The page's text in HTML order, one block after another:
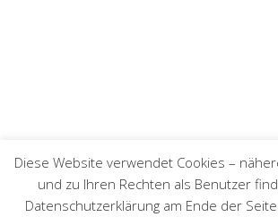
Diese Website verwendet Cookies –
und zu Ihren Rechten als Benutzer
Datenschutzerklärung am Ende der